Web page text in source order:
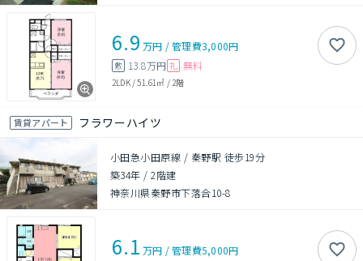
6.9 万円 /管理費3,000円
敷 13.8万円 礼 無料
2LDK/51.61㎡ / 2階
賃貸アパート フラワーハイツ
小田急小田原線 / 秦野駅 徒歩19分
築34年 /2階建
神奈川県秦野市下落合10-8
6.1 万円 /管理費5,000円